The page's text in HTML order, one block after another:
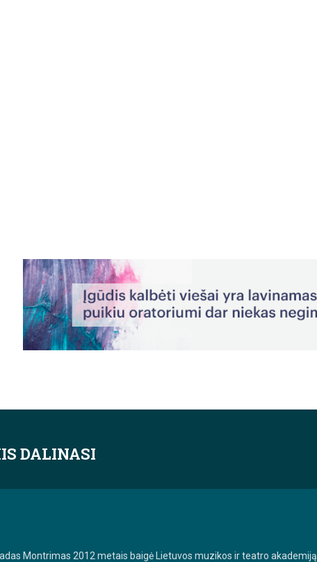
DALINASI
Montrimas 2012 metais baigė Lietuvos muzikos ir teatro akademiją